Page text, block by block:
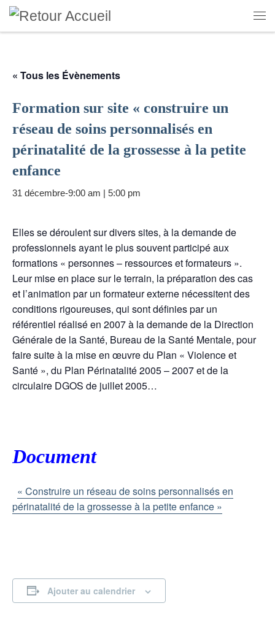
Skip to content
« Tous les Évènements
Formation sur site « construire un
réseau de soins personnalisés en
périnatalité de la grossesse à la petite
enfance
31 décembre-9:00 am | 5:00 pm
Elles se déroulent sur divers sites, à la demande de
professionnels ayant le plus souvent participé aux
formations « personnes – ressources et formateurs ».
Leur mise en place sur le terrain, la préparation des cas
et l’animation par un formateur externe nécessitent des
conditions rigoureuses, qui sont définies par un
référentiel réalisé en 2007 à la demande de la Direction
Générale de la Santé, Bureau de la Santé Mentale, pour
faire suite à la mise en œuvre du Plan « Violence et
Santé », du Plan Périnatalité 2005 – 2007 et de la
circulaire DGOS de juillet 2005…
Document
« Construire un réseau de soins personnalisés en
périnatalité de la grossesse à la petite enfance »
Ajouter au calendrier